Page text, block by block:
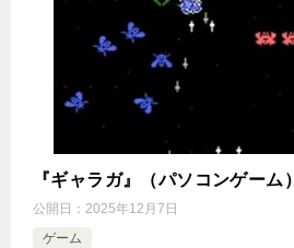
『ギャラガ』（パソコンゲーム）
公開日： 2025年12月7日
ゲーム